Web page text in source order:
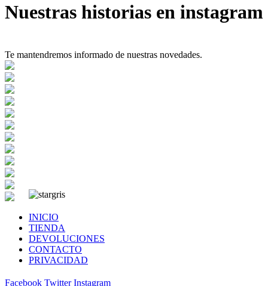
Nuestras historias en instagram
Te mantendremos informado de nuestras novedades.
INICIO
TIENDA
DEVOLUCIONES
CONTACTO
PRIVACIDAD
Facebook Twitter Instagram